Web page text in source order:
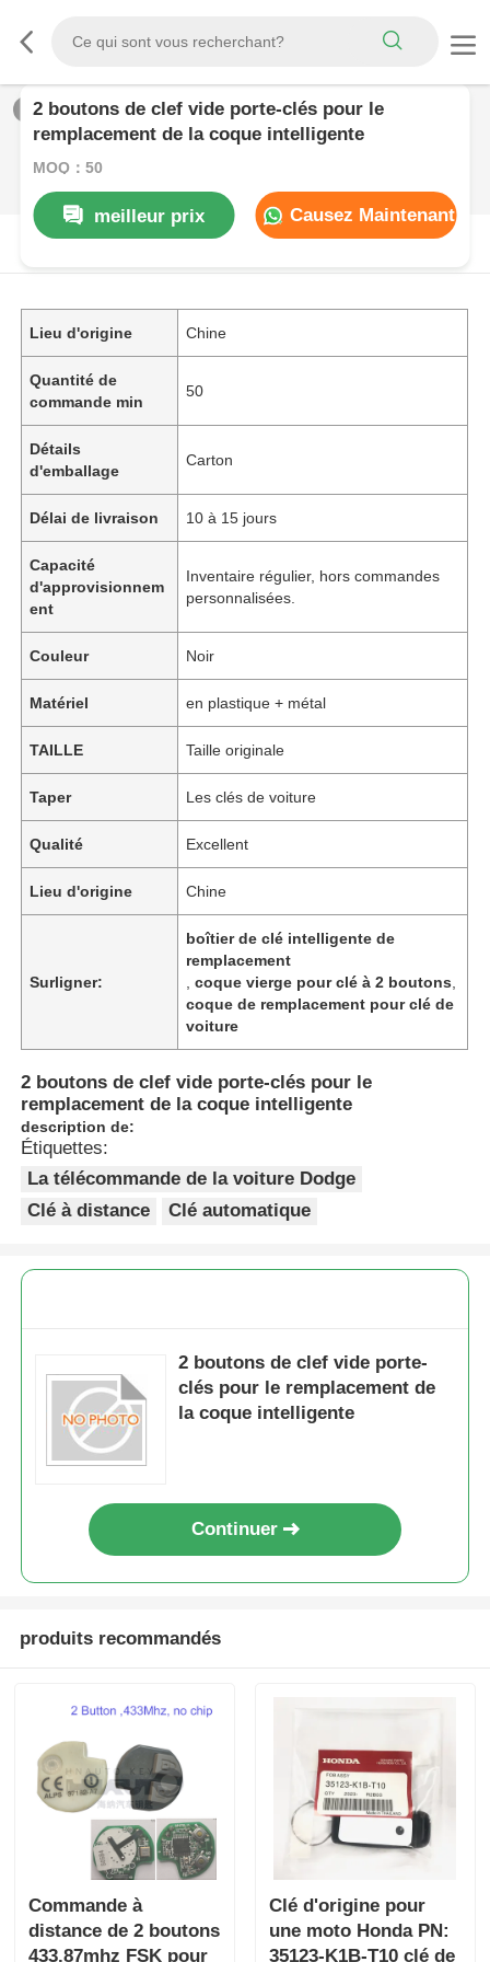
/ 0
2 boutons de clef vide porte-clés pour le
remplacement de la coque intelligente
MOQ：50
meilleur prix
Causez Maintenant
DESCRIPTION DE PRODUIT
Lieu d'origine Chine
Quantité de
commande min
50
Détails
d'emballage
Carton
Délai de livraison 10 à 15 jours
Capacité
d'approvisionnem
ent
Inventaire régulier, hors commandes
personnalisées.
Couleur Noir
Matériel en plastique + métal
TAILLE Taille originale
Taper Les clés de voiture
Qualité Excellent
Lieu d'origine Chine
Surligner:
boîtier de clé intelligente de
remplacement
,coque vierge pour clé à 2 boutons
coque de remplacement pour clé de
voiture
2 boutons de clef vide porte-clés pour le
remplacement de la coque intelligente
description de:
Étiquettes:
La télécommande de la voiture Dodge
Clé à distance
Clé automatique
2 boutons de clef vide porte-
clés pour le remplacement de
la coque intelligente
Continuer
produits recommandés
Commande à
distance de 2 boutons
433.87mhz FSK pour
Clé d'origine pour
une moto Honda PN:
35123-K1B-T10 clé de